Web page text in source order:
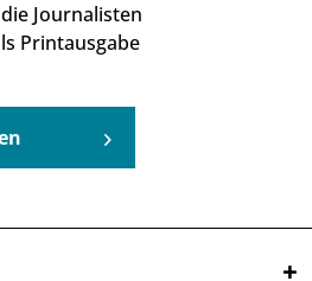
Journalisten
Printausgabe